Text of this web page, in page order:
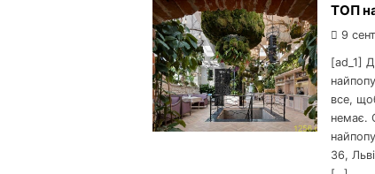
ТОП
9
[ad_1]
все,
немає.
36,